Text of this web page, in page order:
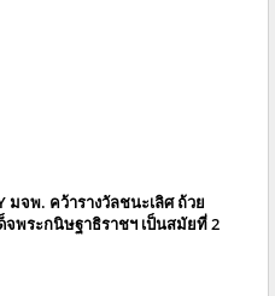
มจพ. คว้ารางวัลชนะเลิศ ถ้วย
พระกนิษฐาธิราชฯ เป็นสมัยที่ 2